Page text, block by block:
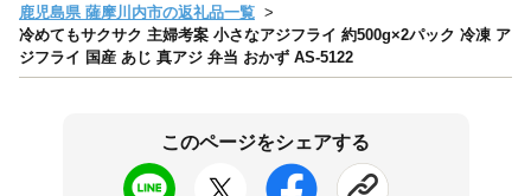
鹿児島県 薩摩川内市の返礼品一覧
冷めてもサクサク 主婦考案 小さなアジフライ 約500g×2パック 冷凍 ア
ジフライ 国産 あじ 真アジ 弁当 おかず AS-5122
このページをシェアする